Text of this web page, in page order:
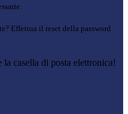
Effettua il reset della password
casella di posta elettronica!